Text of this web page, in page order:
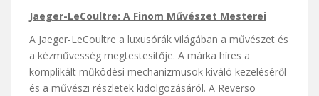
Jaeger-LeCoultre: A Finom Művészet Mesterei
A Jaeger-LeCoultre a luxusórák világában a művészet és
a kézművesség megtestesítője. A márka híres a
komplikált működési mechanizmusok kiváló kezeléséről
és a művészi részletek kidolgozásáról. A Reverso